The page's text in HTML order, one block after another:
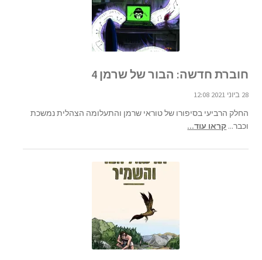
חוברת חדשה: הבור של שרמן 4
28 ביוני 2021 12:08
החלק הרביעי בסיפורו של טוראי שרמן והתעלומה הצהלית נמשכת
וכבר... קראו עוד...